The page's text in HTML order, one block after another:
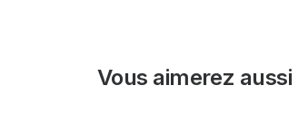
Vous aimerez aussi